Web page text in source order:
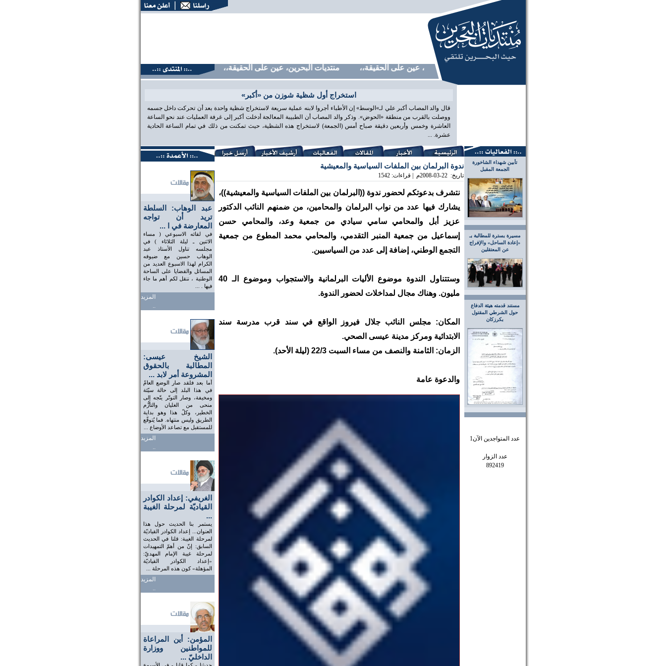
منتديات البحرين، عين على الحقيقة،، منتديات البحرين، عين على الحقيقة،، منتديات البحرين، عين على الحقيقة،، منتديات البحرين، عين على
استخراج أول شظية شوزن من «أكبر»
قال والد المصاب أكبر علي لـ»الوسط» إن الأطباء أجروا لابنه عملية سريعة لاستخراج شظية واحدة بعد أن تحركت داخل جسمه
ووصلت بالقرب من منطقة «الحوض». وذكر والد المصاب أن الطبيبة المعالجة أدخلت أكبر إلى غرفة العمليات عند نحو الساعة
العاشرة وخمس وأربعين دقيقة صباح أمس (الجمعة) لاستخراج هذه الشظية، حيث تمكنت من ذلك في تمام الساعة الحادية
عشرة. ...
تأبين شهداء الشاخورة
الجمعة المقبل
مسيرة بسترة للمطالبة بـ
«إعادة الساحل» والإفراج
عن المعتقلين
مستند قدمته هيئة الدفاع
حول الشرطي المقتول
بكرزكان
عدد المتواجدين الآن1
عدد الزوار
892419
عبد الوهاب: السلطة
تريد أن تواجه
المعارضة في ا ...
في لقائه الاسبوعي ( مساء
الاثنين ـ ليلة الثلاثاء ) في
مجلسه تناول الأستاذ عبد
الوهاب حسين مع ضيوفه
الكرام لهذا الاسبوع العديد من
المسائل والقضايا على الساحة
الوطنية ، ننقل لكم أهم ما جاء
فيها . ...
المزيد
..
الشيخ عيسى:
المطالبة بالحقوق
المشروعة أمر لابد ...
أما بعد فلقد صار الوضع العامّ
في هذا البلد إلى حالة سيّئة
ومخيفة، وصار التوتّر يتّجه إلى
منحى من الغليان والتأزُّم
الخطير، وكلّ هذا وهو بداية
الطريق وليس منتهاه. فما يُتوقّع
للمستقبل مع تصاعد الأوضاع ...
المزيد
..
الغريفي: إعداد الكوادر
القياديّة لمرحلة الغيبة
...
يستمر بنا الحديث حول هذا
العنوان... إعداد الكوادر القياديّة
لمرحلة الغيبة: قلنا في الحديث
السابق: إنّ من أهمّ التمهيدات
لمرحلة غيبة الإمام المهديّ:
«إعداد الكوادر القياديّة
المؤهلة» كون هذه المرحلة ...
المزيد
..
المؤمن: أين المراعاة
للمواطنين ووزارة
الداخليّ ...
ندوة البرلمان بين الملفات السياسية والمعيشية
تاريخ: 2008-03-22م | قراءات: 1542
نتشرف بدعوتكم لحضور ندوة ((البرلمان بين الملفات السياسية والمعيشية))،
يشارك فيها عدد من نواب البرلمان والمحامين، من ضمنهم النائب الدكتور
عزيز أبل والمحامي سامي سيادي من جمعية وعد، والمحامي حسن
إسماعيل من جمعية المنبر التقدمي، والمحامي محمد المطوع من جمعية
التجمع الوطني، إضافة إلى عدد من السياسيين.
وستتناول الندوة موضوع الأليات البرلمانية والاستجواب وموضوع الـ 40
مليون. وهناك مجال لمداخلات لحضور الندوة.
المكان: مجلس النائب جلال فيروز الواقع في سند قرب مدرسة سند
الابتدائية ومركز مدينة عيسى الصحي.
الزمان: الثامنة والنصف من مساء السبت 22/3 (ليلة الأحد).
والدعوة عامة